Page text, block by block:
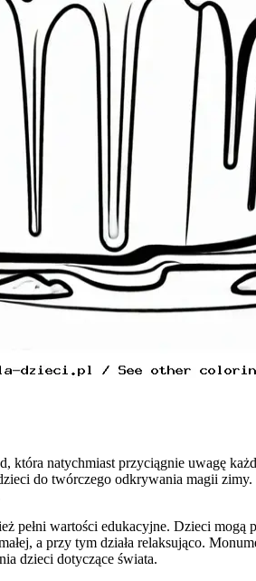
natychmiast przyciągnie uwagę
do twórczego odkrywania magii
pełni wartości edukacyjne. Dzieci
a przy tym działa relaksująco.
dzieci dotyczące świata.